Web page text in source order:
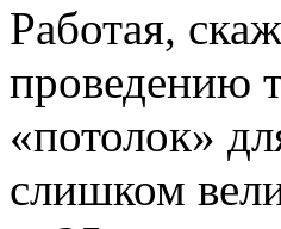
Работая,
проведению
«потолок»
слишком